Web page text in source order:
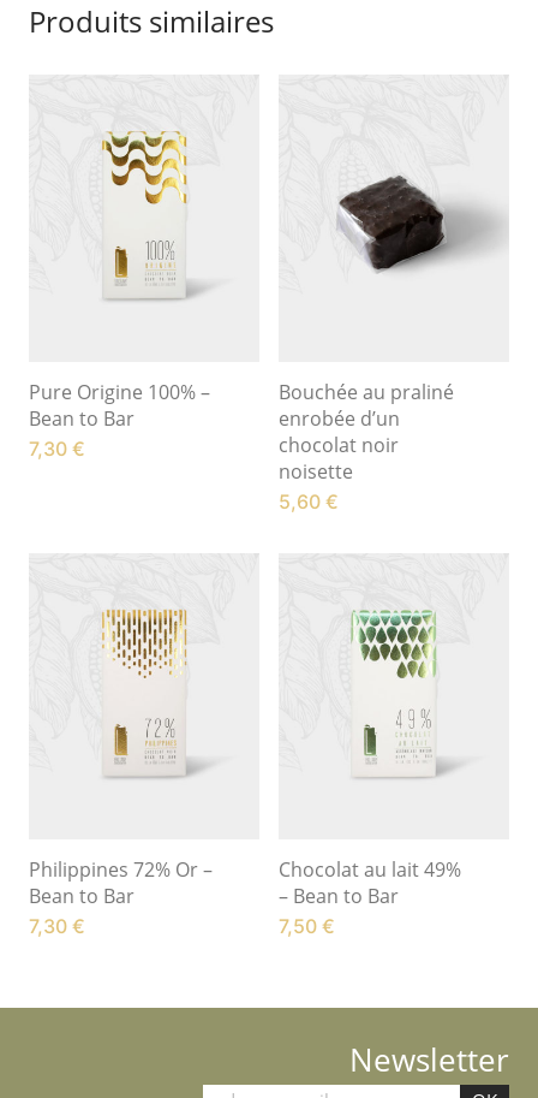
Produits similaires
Pure Origine 100% –
Bean to Bar
7,30 €
Bouchée au praliné
enrobée d’un
chocolat noir
noisette
5,60 €
Philippines 72% Or –
Bean to Bar
7,30 €
Chocolat au lait 49%
– Bean to Bar
7,50 €
Newsletter